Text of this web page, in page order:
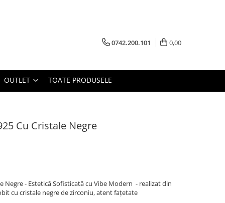
0742.200.101 0,00
OUTLET TOATE PRODUSELE
Cu Cristale Negre
Negre - Estetică Sofisticată cu Vibe Modern - realizat din
cu cristale negre de zirconiu, atent fațetate